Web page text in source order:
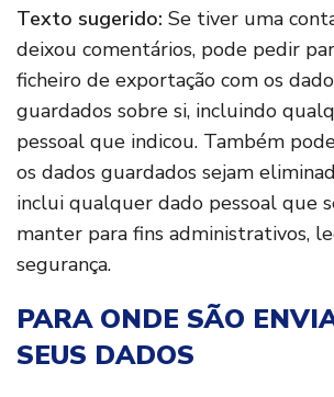
Texto sugerido: Se tiver uma
deixou comentários, pode pedir
ficheiro de exportação com os
guardados sobre si, incluindo
pessoal que indicou. Também
os dados guardados sejam
inclui qualquer dado pessoal que
manter para fins administrativos,
segurança.
PARA ONDE SÃO
SEUS DADOS